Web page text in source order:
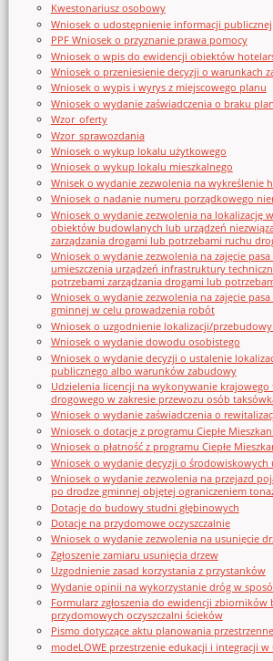
Kwestonariusz osobowy
Wniosek o udostępnienie informacji publicznej
PPF Wniosek o przyznanie prawa pomocy
Wniosek o wpis do ewidencji obiektów
Wniosek o przeniesienie decyzji o warunkach
Wniosek o wypis i wyrys z miejscowego planu
Wniosek o wydanie zaświadczenia o braku
Wzor_oferty
Wzor_sprawozdania
Wniosek o wykup lokalu użytkowego
Wniosek o wykup lokalu mieszkalnego
Wnisek o wydanie zezwolenia na wykreślenie
Wniosek o nadanie numeru porządkowego
Wniosek o wydanie zezwolenia na lokalizację
obiektów budowlanych lub urządzeń
zarządzania drogami lub potrzebami ruchu
Wniosek o wydanie zezwolenia na zajęcie
umieszczenia urządzeń infrastruktury
potrzebami zarządzania drogami lub
Wniosek o wydanie zezwolenia na zajęcie
gminnej w celu prowadzenia robót
Wniosek o uzgodnienie lokalizacji/przebudowy
Wniosek o wydanie dowodu osobistego
Wniosek o wydanie decyzji o ustalenie
publicznego albo warunków zabudowy
Udzielenia licencji na wykonywanie
drogowego w zakresie przewozu osób
Wniosek o wydanie zaświadczenia o
Wniosek o dotację z programu Ciepłe
Wniosek o płatność z programu Ciepłe
Wniosek o wydanie decyzji o środowiskowych
Wniosek o wydanie zezwolenia na przejazd
po drodze gminnej objętej ograniczeniem
Dotacje do budowy studni głębinowych
Dotacje na przydomowe oczyszczalnie
Wniosek o wydanie zezwolenia na usunięcie
Zgłoszenie zamiaru usunięcia drzew
Uzgodnienie zasad korzystania z przystanków
Wydanie opinii na wykorzystanie dróg w
Formularz zgłoszenia do ewidencji zbiorników
przydomowych oczyszczalni ścieków
Pismo dotyczące aktu planowania
modeLOWE przestrzenie edukacji i integracji